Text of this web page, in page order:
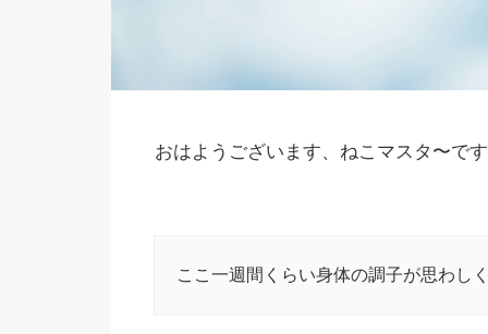
おはようございます、ねこマスタ〜です
ここ一週間くらい身体の調子が思わしく